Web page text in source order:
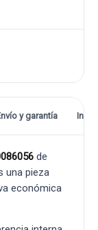
y garantía
de
una pieza
económica